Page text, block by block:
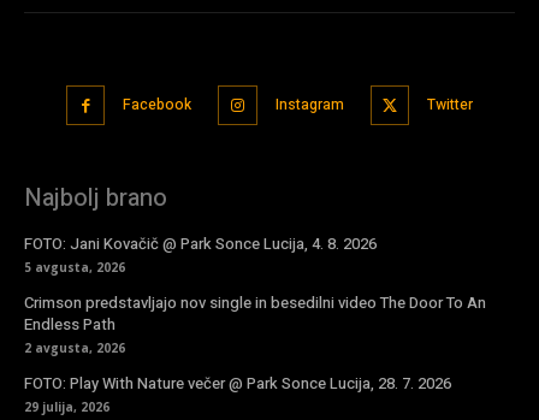
Facebook Instagram Twitter
Najbolj brano
FOTO: Jani Kovačič @ Park Sonce Lucija, 4. 8. 2026
5 avgusta, 2026
Crimson predstavljajo nov single in besedilni video The Door To An
Endless Path
2 avgusta, 2026
FOTO: Play With Nature večer @ Park Sonce Lucija, 28. 7. 2026
29 julija, 2026